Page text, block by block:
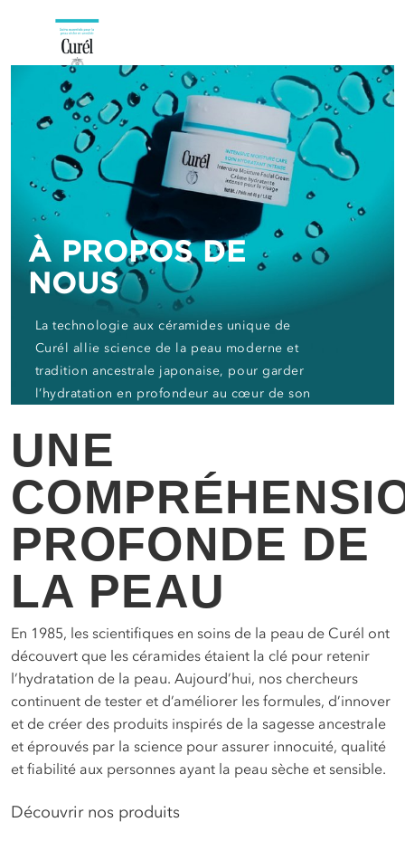
À PROPOS DE
NOUS
La technologie aux céramides unique de
Curél allie science de la peau moderne et
tradition ancestrale japonaise, pour garder
l’hydratation en profondeur au cœur de son
UNE
PROFONDE DE
LA PEAU
En 1985, les scientifiques en soins de la peau de Curél ont
découvert que les céramides étaient la clé pour retenir
l’hydratation de la peau. Aujourd’hui, nos chercheurs
continuent de tester et d’améliorer les formules, d’innover
et de créer des produits inspirés de la sagesse ancestrale
et éprouvés par la science pour assurer innocuité, qualité
et fiabilité aux personnes ayant la peau sèche et sensible.
Découvrir nos produits